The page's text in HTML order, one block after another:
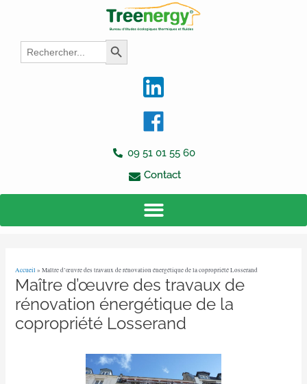
Search
for:
Search Button
09 51 01 55 60
Contact
Accueil » Maître d’œuvre des travaux de rénovation énergétique de la copropriété Losserand
Maître d’œuvre des travaux de
rénovation énergétique de la
copropriété Losserand